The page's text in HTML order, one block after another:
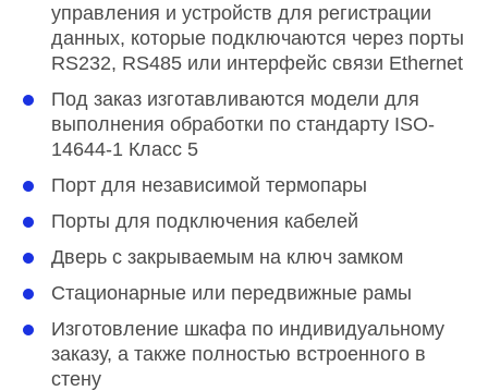
управления и устройств для регистрации
данных, которые подключаются через порты
RS232, RS485 или интерфейс связи Ethernet
Под заказ изготавливаются модели для
выполнения обработки по стандарту ISO-
14644-1 Класс 5
Порт для независимой термопары
Порты для подключения кабелей
Дверь с закрываемым на ключ замком
Стационарные или передвижные рамы
Изготовление шкафа по индивидуальному
заказу, а также полностью встроенного в
стену